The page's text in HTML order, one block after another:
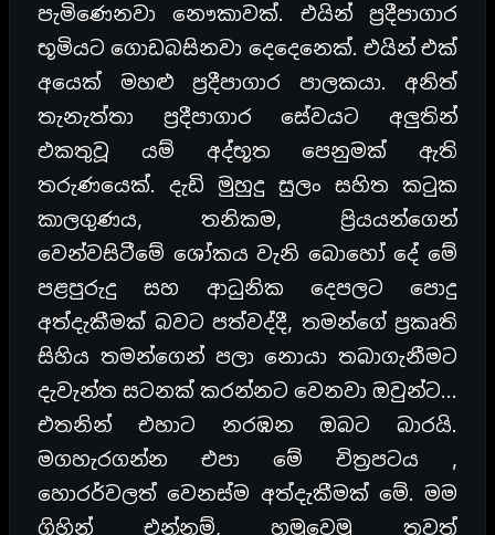
පැමිණෙනවා නෞකාවක්. එයින් ප්‍රදීපාගාර
භූමියට ගොඩබසිනවා දෙදෙනෙක්. එයින් එක්
අයෙක් මහළු ප්‍රදීපාගාර පාලකයා. අනිත්
තැනැත්තා ප්‍රදීපාගාර සේවයට අලුතින්
එකතුවූ යම් අද්භූත පෙනුමක් ඇති
තරුණයෙක්. දැඩි මුහුදු සුලං සහිත කටුක
කාලගුණය, තනිකම, ප්‍රියයන්ගෙන්
වෙන්වසිටීමේ ශෝකය වැනි බොහෝ දේ මේ
පළපුරුදු සහ ආධුනික දෙපලට පොදු
අත්දැකීමක් බවට පත්වද්දී, තමන්ගේ ප්‍රකෘති
සිහිය තමන්ගෙන් පලා නොයා තබාගැනීමට
දැවැන්ත සටනක් කරන්නට වෙනවා ඔවුන්ට…
එතනින් එහාට නරඹන ඔබට බාරයි.
මගහැරගන්න එපා මේ චිත්‍රපටය ,
හොරර්වලත් වෙනස්ම අත්දැකීමක් මේ. මම
ගිහින් එන්නම්, හමුවෙමු තවත්